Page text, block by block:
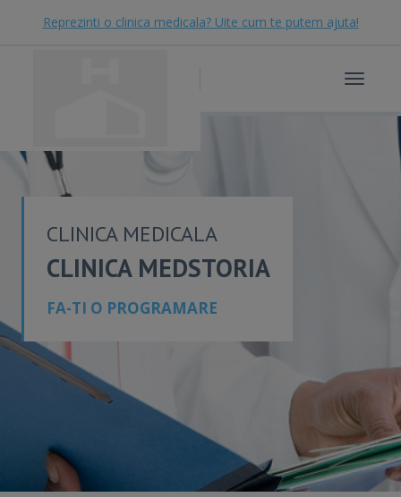
Reprezinti o clinica medicala? Uite cum te putem ajuta!
Toggle
CLINICA MEDICALA
CLINICA MEDSTORIA
FA-TI O PROGRAMARE